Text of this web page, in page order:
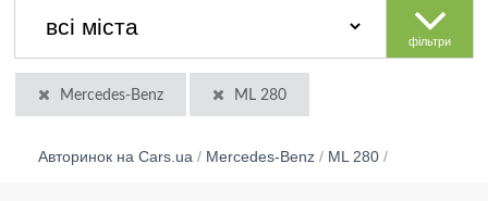
фільтри
Mercedes-Benz ML 280
Авторинок на Cars.ua / Mercedes-Benz / ML 280 /